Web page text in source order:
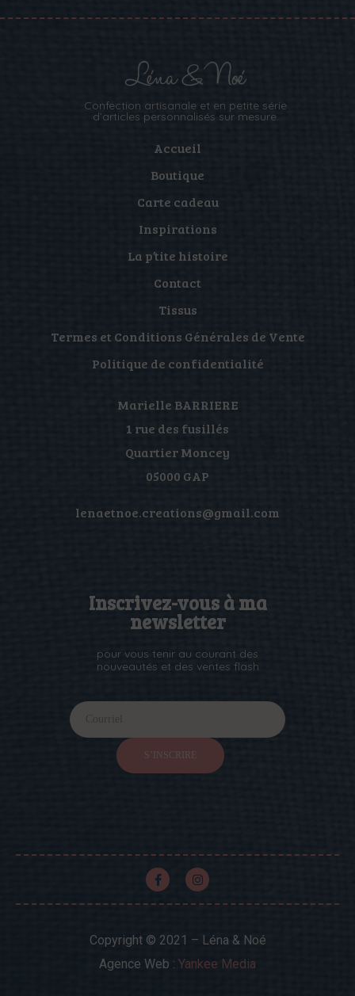
Confection artisanale et en petite série
d’articles personnalisés sur mesure.
Accueil
Boutique
Carte cadeau
Inspirations
La p’tite histoire
Contact
Tissus
Termes et Conditions Générales de Vente
Politique de confidentialité
Marielle BARRIERE
1 rue des fusillés
Quartier Moncey
05000 GAP
lenaetnoe.creations@gmail.com
Inscrivez-vous à ma
newsletter
pour vous tenir au courant des
nouveautés et des ventes flash
I
l
f
y
r
h
S’INSCRIRE
Copyright © 2021 – Léna & Noé
Agence Web : Yankee Media